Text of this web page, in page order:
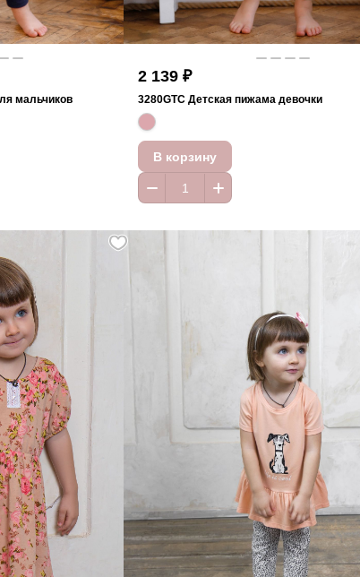
мальчиков
2 139 ₽
3280GTC Детская пижама девочки
В корзину